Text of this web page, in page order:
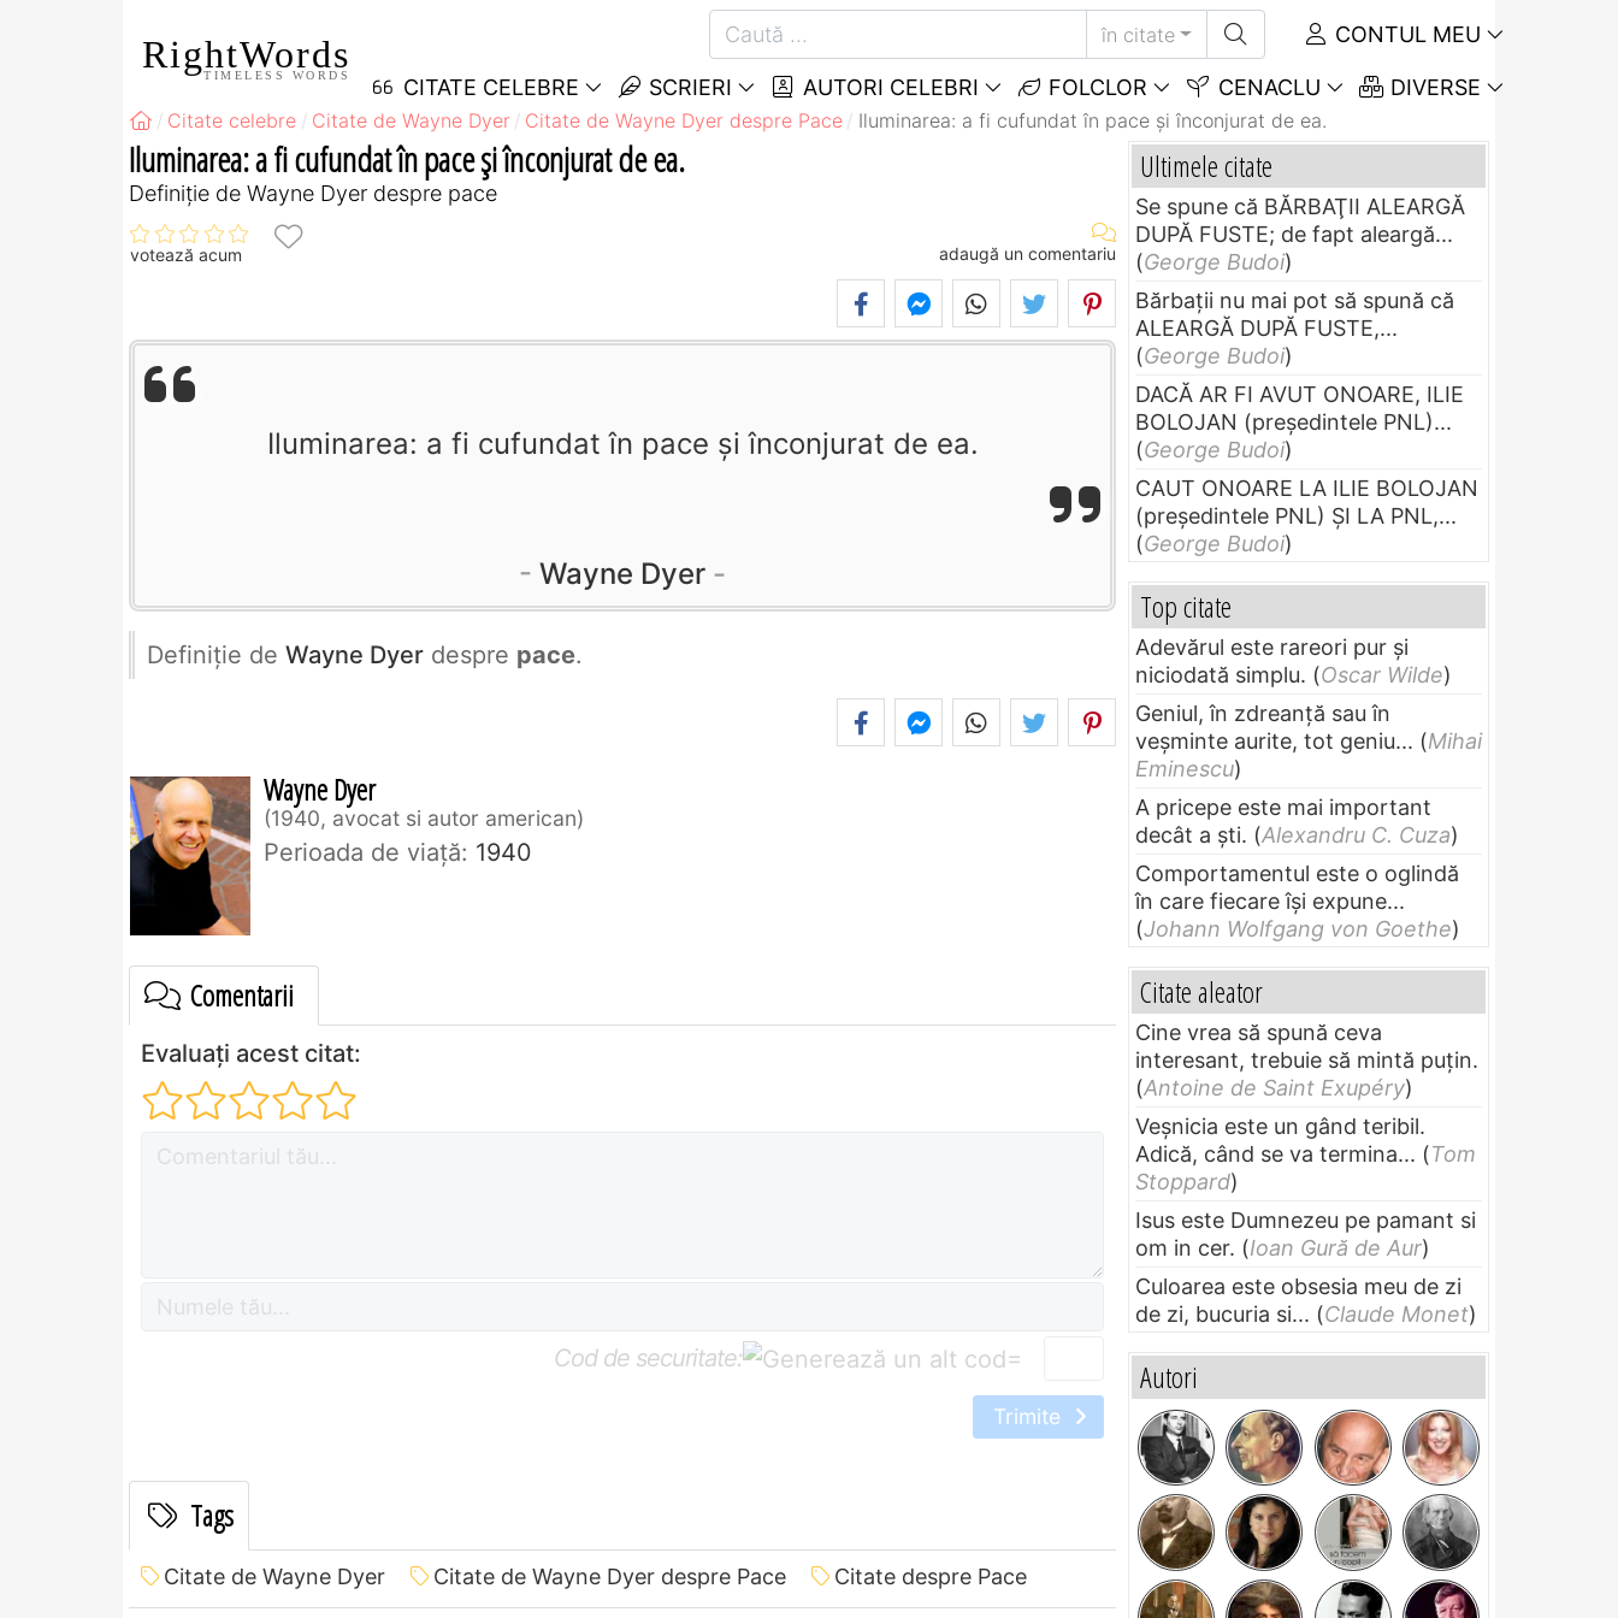
RightWords
TIMELESS WORDS
în citate CONTUL MEU
CITATE CELEBRE SCRIERI AUTORI CELEBRI FOLCLOR CENACLU DIVERSE
Citate celebre Citate de Wayne Dyer Citate de Wayne Dyer despre Pace Iluminarea: a fi cufundat în pace şi înconjurat de ea.
Iluminarea: a fi cufundat în pace şi înconjurat de ea.
Definiţie de Wayne Dyer despre pace
votează acum adaugă un comentariu
Iluminarea: a fi cufundat în pace şi înconjurat de ea.
Wayne Dyer
Definiţie de Wayne Dyer despre pace.
Wayne Dyer
1940, avocat si autor american
Perioada de viaţă: 1940
Comentarii
Evaluați acest citat:
Cod de securitate: =
Trimite
Tags
Citate de Wayne Dyer Citate de Wayne Dyer despre Pace Citate despre Pace
Ultimele citate
Se spune că BĂRBAŢII ALEARGĂ
DUPĂ FUSTE; de fapt aleargă...
(George Budoi)
Bărbaţii nu mai pot să spună că
ALEARGĂ DUPĂ FUSTE,...
(George Budoi)
DACĂ AR FI AVUT ONOARE, ILIE
BOLOJAN (preşedintele PNL)...
(George Budoi)
CAUT ONOARE LA ILIE BOLOJAN
(preşedintele PNL) ŞI LA PNL,...
(George Budoi)
Top citate
Adevărul este rareori pur și
niciodată simplu. (Oscar Wilde)
Geniul, în zdreanţă sau în
veşminte aurite, tot geniu... (Mihai
Eminescu)
A pricepe este mai important
decât a ști. (Alexandru C. Cuza)
Comportamentul este o oglindă
în care fiecare își expune...
(Johann Wolfgang von Goethe)
Citate aleator
Cine vrea să spună ceva
interesant, trebuie să mintă puțin.
(Antoine de Saint Exupéry)
Veșnicia este un gând teribil.
Adică, când se va termina... (Tom
Stoppard)
Isus este Dumnezeu pe pamant si
om in cer. (Ioan Gură de Aur)
Culoarea este obsesia meu de zi
de zi, bucuria si... (Claude Monet)
Autori